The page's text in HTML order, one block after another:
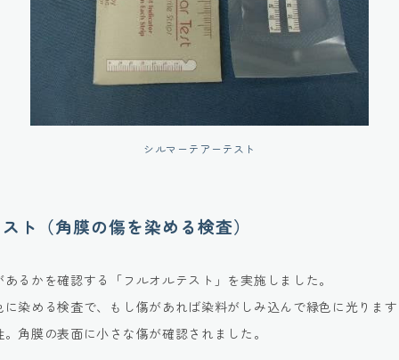
シルマーテアーテスト
ト（角膜の傷を染める検査）
るかを確認する「フルオルテスト」を実施しました。
染める検査で、もし傷があれば染料がしみ込んで緑色に光りま
角膜の表面に小さな傷が確認されました。